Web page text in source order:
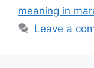
meaning in
Leave a